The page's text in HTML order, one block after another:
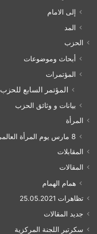
إلى الامام
المد
الحزب
أبحاث وموضوعات
المؤتمرات
المؤتمر السابع للحزب
بيانات و وثائق الحزب
المرأة
8 مارس يوم المرأة العالمي
المقابلات
المقالات
همام الهمام
تظاهرات 25.05.2021
جديد المقالات
سكرتير اللجنة المركزية